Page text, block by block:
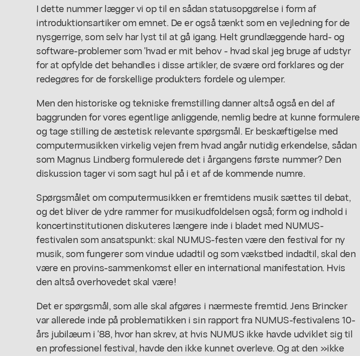
I dette nummer lægger vi op til en sådan statusopgørelse i form af
introduktionsartiker om emnet. De er også tænkt som en vejledning for de
nysgerrige, som selv har lyst til at gå igang. Helt grundlæggende hard- og
software-problemer som 'hvad er mit behov - hvad skal jeg bruge af udstyr
for at opfylde det behandles i disse artikler, de svære ord forklares og der
redegøres for de forskellige produkters fordele og ulemper.
Men den historiske og tekniske fremstilling danner altså også en del af
baggrunden for vores egentlige anliggende, nemlig bedre at kunne formulere
og tage stilling de æstetisk relevante spørgsmål. Er beskæftigelse med
computermusikken virkelig vejen frem hvad angår nutidig erkendelse, sådan
som Magnus Lindberg formulerede det i årgangens første nummer? Den
diskussion tager vi som sagt hul på i et af de kommende numre.
Spørgsmålet om computermusikken er fremtidens musik sættes til debat,
og det bliver de ydre rammer for musikudfoldelsen også; form og indhold i
koncertinstitutionen diskuteres længere inde i bladet med NUMUS-
festivalen som ansatspunkt: skal NUMUS-festen være den festival for ny
musik, som fungerer som vindue udadtil og som vækstbed indadtil, skal den
være en provins-sammenkomst eller en international manifestation. Hvis
den altså overhovedet skal være!
Det er spørgsmål, som alle skal afgøres i nærmeste fremtid. Jens Brincker
var allerede inde på problematikken i sin rapport fra NUMUS-festivalens 10-
års jubilæum i '88, hvor han skrev, at hvis NUMUS ikke havde udviklet sig til
en professionel festival, havde den ikke kunnet overleve. Og at den »ikke